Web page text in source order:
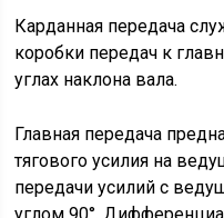
Карданная передача
коробки передач к
углах наклона вала.
Главная передача
тягового усилия на
передачи усилий с